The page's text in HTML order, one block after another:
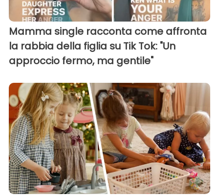
Mamma single racconta come affronta
la rabbia della figlia su Tik Tok: "Un
approccio fermo, ma gentile"